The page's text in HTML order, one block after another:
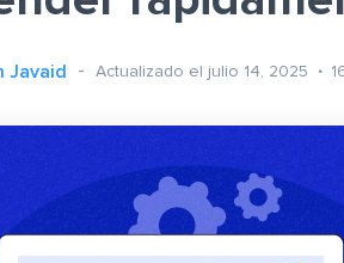
Javaid Actualizado el julio 14, 2025